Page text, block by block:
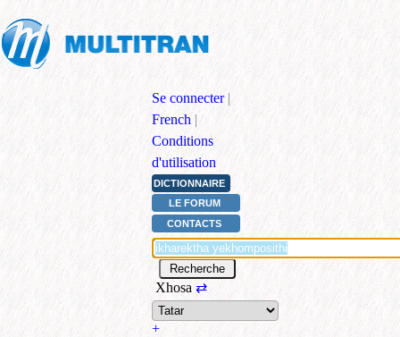
Se connecter |
French |
Conditions
d'utilisation
DICTIONNAIRE
LE FORUM
CONTACTS
Xhosa ⇄
+